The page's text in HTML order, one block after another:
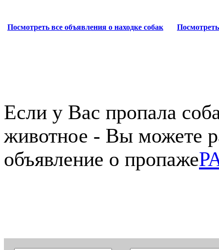
Посмотреть все объявления о находке собак
Если у Вас пропала
животное - Вы можете
объявление о пропаже